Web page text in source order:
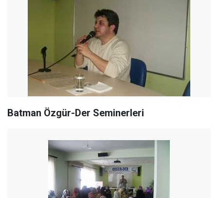
Batman Özgür-Der Seminerleri